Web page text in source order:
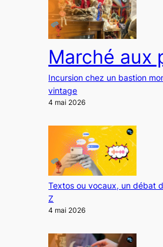
Marché aux
Incursion chez un bastion
vintage
4 mai 2026
Textos ou vocaux, un débat
Z
4 mai 2026